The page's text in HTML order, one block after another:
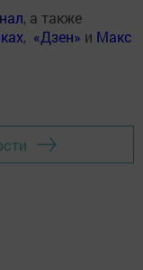
, а также
, «Дзен» и Макс